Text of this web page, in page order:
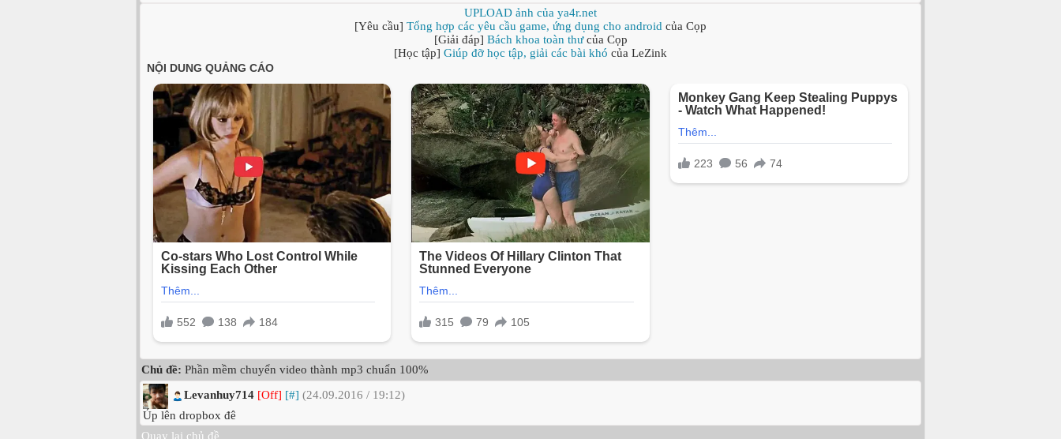
UPLOAD ảnh của ya4r.net
[Yêu cầu] Tổng hợp các yêu cầu game, ứng dụng cho android của Cọp
[Giải đáp] Bách khoa toàn thưcủa Cọp
[Học tập] Giúp đỡ học tập, giải các bài khó của LeZink
Chủ đề: Phần mềm chuyển video thành mp3 chuẩn 100%
Levanhuy714 [Off] [#] (24.09.2016 / 19:12)
Úp lên dropbox đê
Quay lại chủ đề